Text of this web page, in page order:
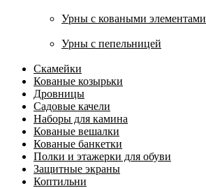
Урны с коваными элементами
Урны с пепельницей
Скамейки
Кованые козырьки
Дровницы
Садовые качели
Наборы для камина
Кованые вешалки
Кованые банкетки
Полки и этажерки для обуви
Защитные экраны
Коптильни